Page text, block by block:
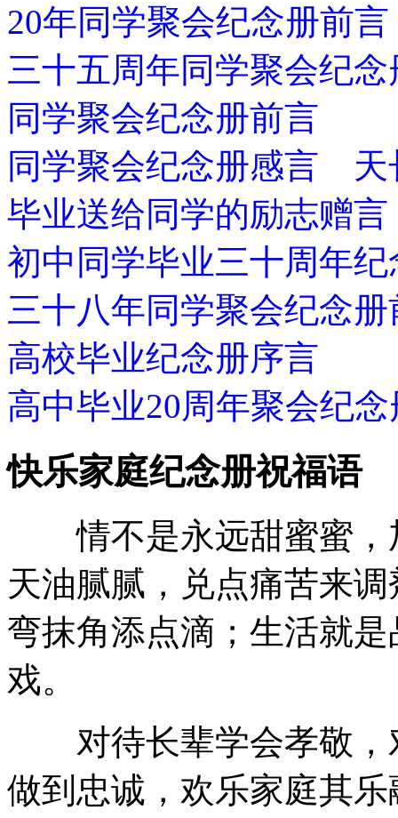
20年同学聚会纪念册前
三十五周年同学聚会纪
同学聚会纪念册前言
同学聚会纪念册感言 天
毕业送给同学的励志赠言
初中同学毕业三十周年
三十八年同学聚会纪念
高校毕业纪念册序言
高中毕业20周年聚会纪
快乐家庭纪念册祝福语
情不是永远甜蜜蜜，
天油腻腻，兑点痛苦来
弯抹角添点滴；生活就
戏。
对待长辈学会孝敬，
做到忠诚，欢乐家庭其